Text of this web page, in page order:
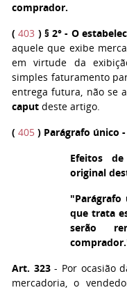
comprador.
( 403 ) § 2° - O
aquele que exibe
em virtude da
simples faturamento
entrega futura, não se
caput deste artigo.
( 405 ) Parágrafo único -
Efeitos
original
que trata
serão
Art. 323- Por ocasião
mercadoria, o